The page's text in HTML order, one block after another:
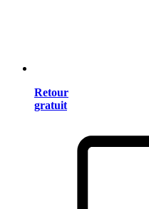
Retour
gratuit